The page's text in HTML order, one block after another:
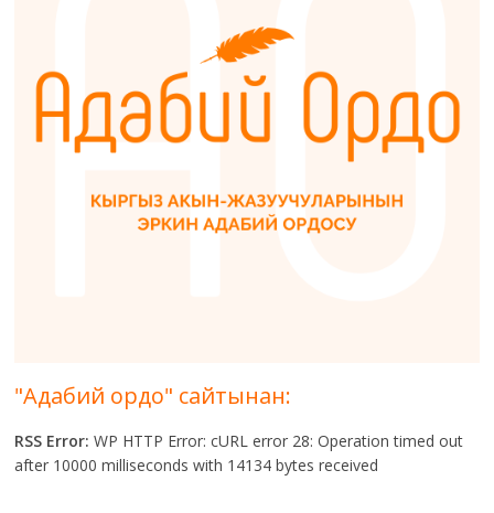
"Адабий ордо" сайтынан:
RSS Error: WP HTTP Error: cURL error 28: Operation timed out
after 10000 milliseconds with 14134 bytes received